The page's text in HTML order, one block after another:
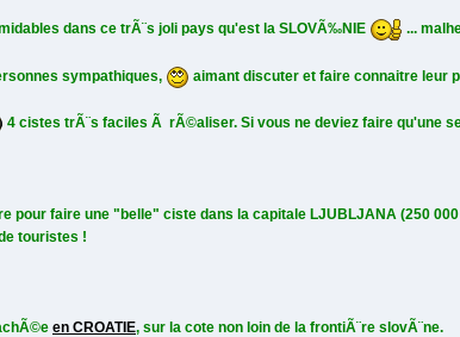
dans ce trÃ¨s joli pays qu'est la SLOVÃ‰NIE ...
sympathiques, aimant discuter et faire connaitre leur
4 cistes trÃ¨s faciles Ã rÃ©aliser. Si vous ne deviez faire qu'une
pour faire une "belle" ciste dans la capitale LJUBLJANA (250
touristes !
en CROATIE, sur la cote non loin de la frontiÃ¨re slovÃ¨ne.